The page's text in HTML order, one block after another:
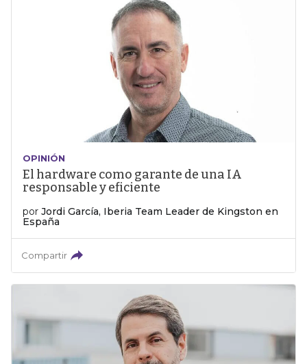
OPINIÓN
El hardware como garante de una IA
responsable y eficiente
por Jordi García, Iberia Team Leader de Kingston en
España
Compartir